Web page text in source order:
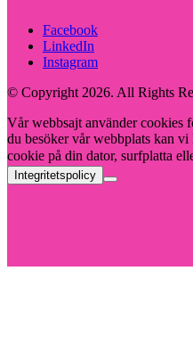
Facebook
LinkedIn
Instagram
© Copyright 2026. All Rights
Vår webbsajt använder cookies
du besöker vår webbplats kan
cookie på din dator, surfplatta
Integritetspolicy